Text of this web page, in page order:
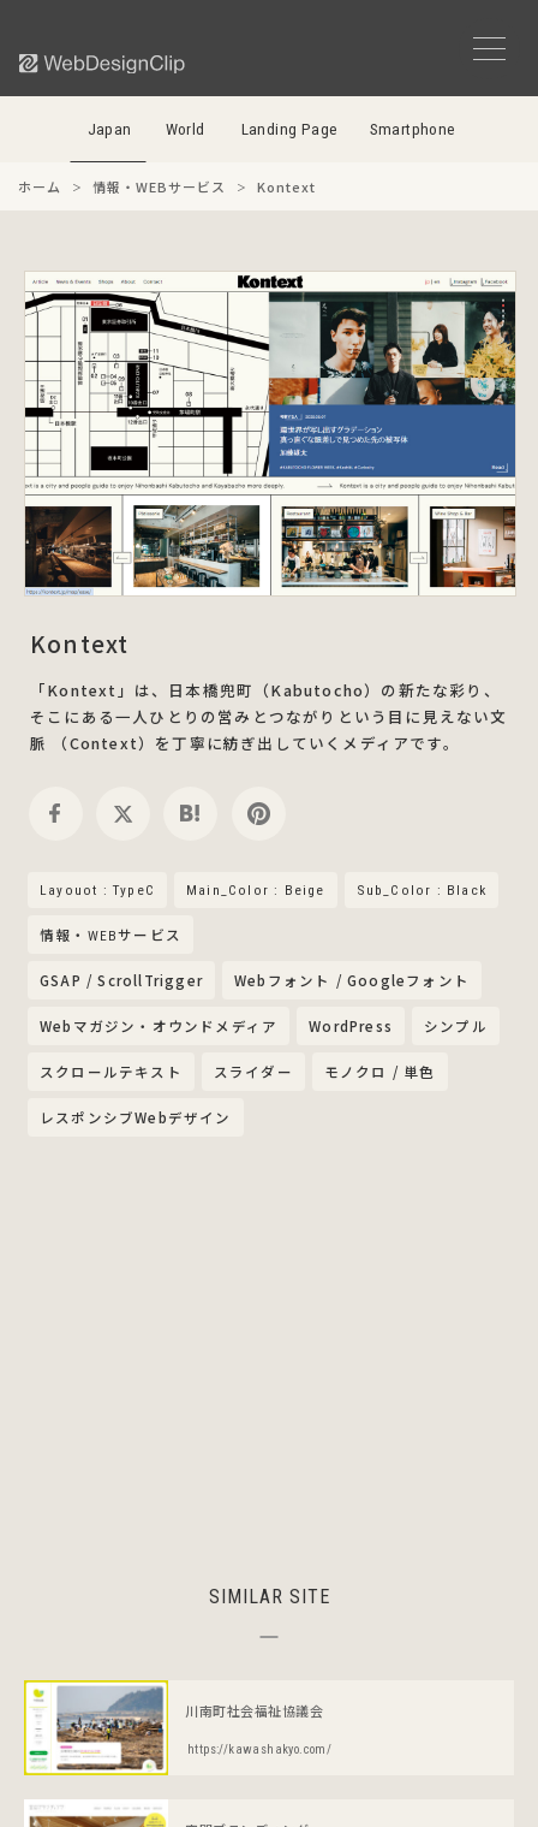
Japan World Landing Page Smartphone
ホーム 情報・WEBサービス Kontext
Kontext
「Kontext」は、日本橋兜町（Kabutocho）の新たな彩り、
そこにある一人ひとりの営みとつながりという目に見えない文
脈 （Context）を丁寧に紡ぎ出していくメディアです。
Layouot : TypeC Main_Color : Beige Sub_Color : Black
情報・WEBサービス
GSAP / ScrollTrigger Webフォント / Googleフォント
Webマガジン・オウンドメディア WordPress シンプル
スクロールテキスト スライダー モノクロ / 単色
レスポンシブWebデザイン
SIMILAR SITE
川南町社会福祉協議会
https://kawashakyo.com/